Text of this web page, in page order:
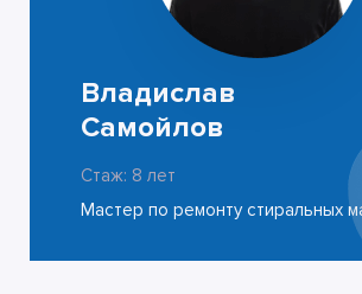
Владислав
Самойлов
Стаж: 8 лет
Мастер по ремонту стиральных